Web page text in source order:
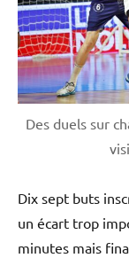
Des duels sur
Dix sept buts
un écart trop
minutes mais